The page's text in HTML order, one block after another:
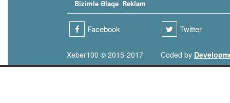
Azərbaycanlılar Asiya
qitəsində məskunlaşmışlar.
Çin, Birləşmiş Ərəb
İraqda isə təqribən bir milyona çatır. Azərbaycanlılar Afrika
Bizimlə Əlaqə Reklam
Facebook Twitter
Xeber100 © 2015-2017 Coded by